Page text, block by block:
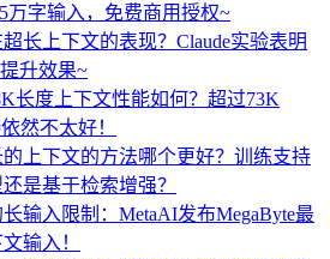
万字输入，免费商用授权~
长上下文的表现？Claude实验表明
升效果~
长度上下文性能如何？超过73K
然不太好！
上下文的方法哪个更好？训练支持
是基于检索增强？
输入限制：MetaAI发布MegaByte最
输入！